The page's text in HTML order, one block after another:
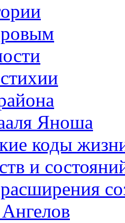
Яноша
коды
и